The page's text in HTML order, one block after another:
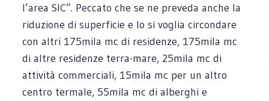
l’area SIC”. Peccato che se ne preveda anche la
riduzione di superficie e lo si voglia circondare
con altri 175mila mc di residenze, 175mila mc
di altre residenze terra-mare, 25mila mc di
attività commerciali, 15mila mc per un altro
centro termale, 55mila mc di alberghi e